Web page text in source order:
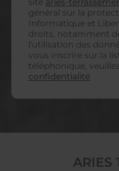
général sur la
Informatique et
droits, notamment
l'utilisation des
vous inscrire sur la
téléphonique,
confidentialité
ARIES